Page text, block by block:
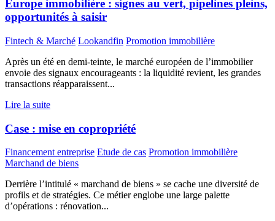
Europe immobilière : signes au vert, pipelines pleins,
opportunités à saisir
Fintech & Marché Lookandfin Promotion immobilière
Après un été en demi-teinte, le marché européen de l’immobilier
envoie des signaux encourageants : la liquidité revient, les grandes
transactions réapparaissent...
Lire la suite
Case : mise en copropriété
Financement entreprise Etude de cas Promotion immobilière
Marchand de biens
Derrière l’intitulé « marchand de biens » se cache une diversité de
profils et de stratégies. Ce métier englobe une large palette
d’opérations : rénovation...